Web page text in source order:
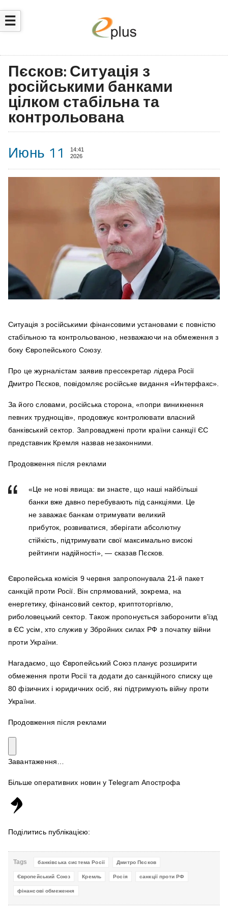
☰
Пєсков: Ситуація з
російськими банками
цілком стабільна та
контрольована
Июнь 11
14:41
2026
Ситуація з російськими фінансовими установами є повністю
стабільною та контрольованою, незважаючи на обмеження з
боку Європейського Союзу.
Про це журналістам заявив прессекретар лідера Росії
Дмитро Пєсков, повідомляє російське видання «Интерфакс».
За його словами, російська сторона, «попри виникнення
певних труднощів», продовжує контролювати власний
банківський сектор. Запроваджені проти країни санкції ЄС
представник Кремля назвав незаконними.
Продовження після реклами
«Це не нові явища: ви знаєте, що наші найбільші
банки вже давно перебувають під санкціями. Це
не заважає банкам отримувати великий
прибуток, розвиватися, зберігати абсолютну
стійкість, підтримувати свої максимально високі
рейтинги надійності», — сказав Пєсков.
Європейська комісія 9 червня запропонувала 21-й пакет
санкцій проти Росії. Він спрямований, зокрема, на
енергетику, фінансовий сектор, криптоторгівлю,
риболовецький сектор. Також пропонується заборонити в’їзд
в ЄС усім, хто служив у Збройних силах РФ з початку війни
проти України.
Нагадаємо, що Європейський Союз планує розширити
обмеження проти Росії та додати до санкційного списку ще
80 фізичних і юридичних осіб, які підтримують війну проти
України.
Продовження після реклами
Завантаження…
Більше оперативних новин у Telegram Апострофа
Поділитись публікацією:
Tags банківська система Росії Дмитро Пєсков
Європейський Союз Кремль Росія санкції проти РФ
фінансові обмеження